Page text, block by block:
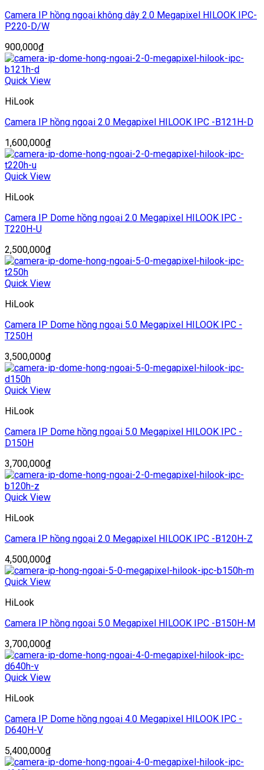
Camera IP hồng ngoại không dây 2.0 Megapixel HILOOK IPC-
P220-D/W
900,000₫
Quick View
HiLook
Camera IP hồng ngoại 2.0 Megapixel HILOOK IPC -B121H-D
1,600,000₫
Quick View
HiLook
Camera IP Dome hồng ngoại 2.0 Megapixel HILOOK IPC -
T220H-U
2,500,000₫
Quick View
HiLook
Camera IP Dome hồng ngoại 5.0 Megapixel HILOOK IPC -
T250H
3,500,000₫
Quick View
HiLook
Camera IP Dome hồng ngoại 5.0 Megapixel HILOOK IPC -
D150H
3,700,000₫
Quick View
HiLook
Camera IP hồng ngoại 2.0 Megapixel HILOOK IPC -B120H-Z
4,500,000₫
Quick View
HiLook
Camera IP hồng ngoại 5.0 Megapixel HILOOK IPC -B150H-M
3,700,000₫
Quick View
HiLook
Camera IP Dome hồng ngoại 4.0 Megapixel HILOOK IPC -
D640H-V
5,400,000₫